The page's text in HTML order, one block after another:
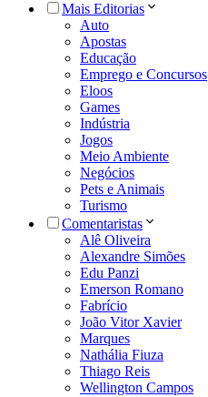
Mais Editorias
Auto
Apostas
Educação
Emprego e Concursos
Eloos
Games
Indústria
Jogos
Meio Ambiente
Negócios
Pets e Animais
Turismo
Comentaristas
Alê Oliveira
Alexandre Simões
Edu Panzi
Emerson Romano
Fabrício
João Vitor Xavier
Marques
Nathália Fiuza
Thiago Reis
Wellington Campos